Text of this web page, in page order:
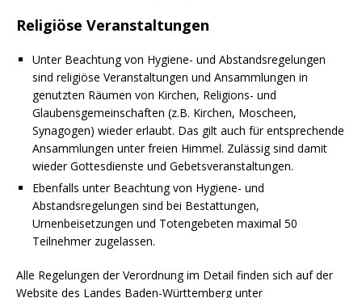
Religiöse Veranstaltungen
Unter Beachtung von Hygiene- und Abstandsregelungen
sind religiöse Veranstaltungen und Ansammlungen in
genutzten Räumen von Kirchen, Religions- und
Glaubensgemeinschaften (z.B. Kirchen, Moscheen,
Synagogen) wieder erlaubt. Das gilt auch für entsprechende
Ansammlungen unter freien Himmel. Zulässig sind damit
wieder Gottesdienste und Gebetsveranstaltungen.
Ebenfalls unter Beachtung von Hygiene- und
Abstandsregelungen sind bei Bestattungen,
Urnenbeisetzungen und Totengebeten maximal 50
Teilnehmer zugelassen.
Alle Regelungen der Verordnung im Detail finden sich auf der
Website des Landes Baden-Württemberg unter